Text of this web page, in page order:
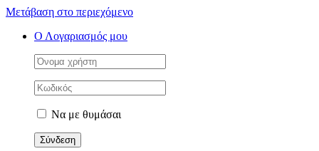
Μετάβαση στο περιεχόμενο
Ο Λογαριασμός μου
Να με θυμάσαι